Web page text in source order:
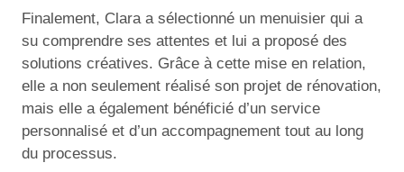
Finalement, Clara a sélectionné un menuisier qui a
su comprendre ses attentes et lui a proposé des
solutions créatives. Grâce à cette mise en relation,
elle a non seulement réalisé son projet de rénovation,
mais elle a également bénéficié d’un service
personnalisé et d’un accompagnement tout au long
du processus.